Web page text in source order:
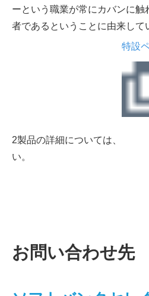
ーという職業が常にカバンに触
者であるということに由来して
2製品の詳細については、
特設
い。
お問い合わせ先